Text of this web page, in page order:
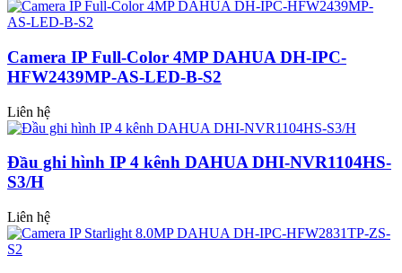
Camera IP Full-Color 4MP DAHUA DH-IPC-
HFW2439MP-AS-LED-B-S2
Liên hệ
Đầu ghi hình IP 4 kênh DAHUA DHI-NVR1104HS-
S3/H
Liên hệ